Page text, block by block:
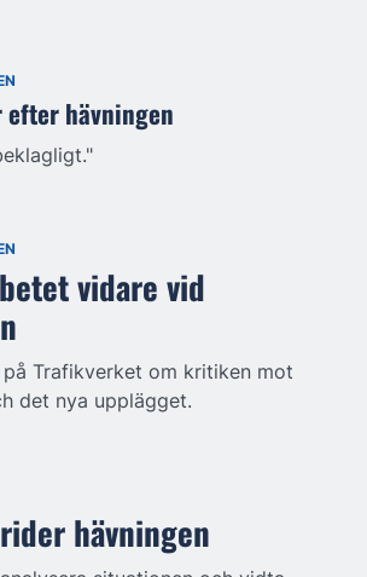
efter hävningen
vidare vid
på Trafikverket om kritiken mot
det nya upplägget.
hävningen